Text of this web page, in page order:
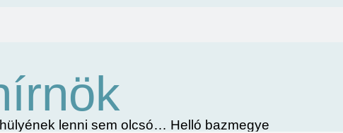
lenni sem olcsó… Helló bazmegye